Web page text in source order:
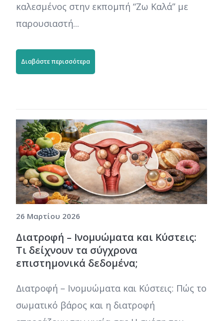
καλεσμένος στην εκπομπή “Ζω Καλά” με
παρουσιαστή...
Διαβάστε περισσότερα
26 Μαρτίου 2026
Διατροφή – Ινομυώματα και Κύστεις:
Τι δείχνουν τα σύγχρονα
επιστημονικά δεδομένα;
Διατροφή – Ινομυώματα και Κύστεις: Πώς το
σωματικό βάρος και η διατροφή